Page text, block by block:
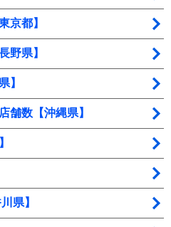
京都】
野県】
】
舗数【沖縄県】
県】